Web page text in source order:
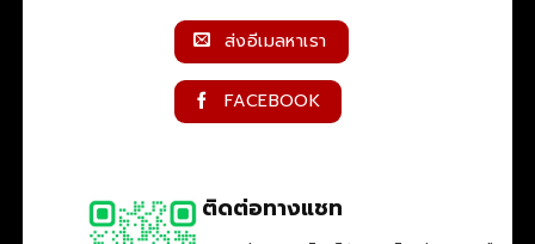
ส่งอีเมลหาเรา
FACEBOOK
ติดต่อทางแชท